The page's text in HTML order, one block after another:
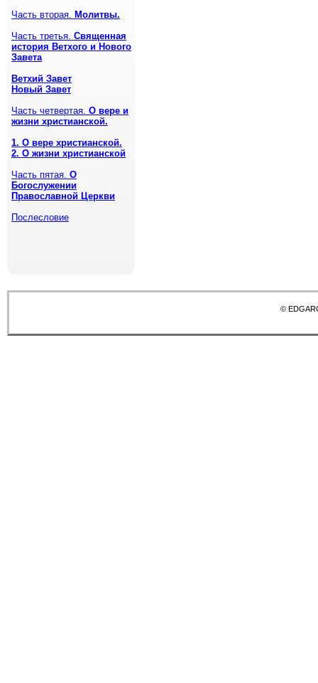
Часть вторая. Молитвы.
Часть третья. Священная
история Ветхого и Нового
Завета
Ветхий Завет
Новый Завет
Часть четвертая. О вере и
жизни христианской.
1. О вере христианской.
2. О жизни христианской
Часть пятая. О
Богослужении
Православной Церкви
Послесловие
©